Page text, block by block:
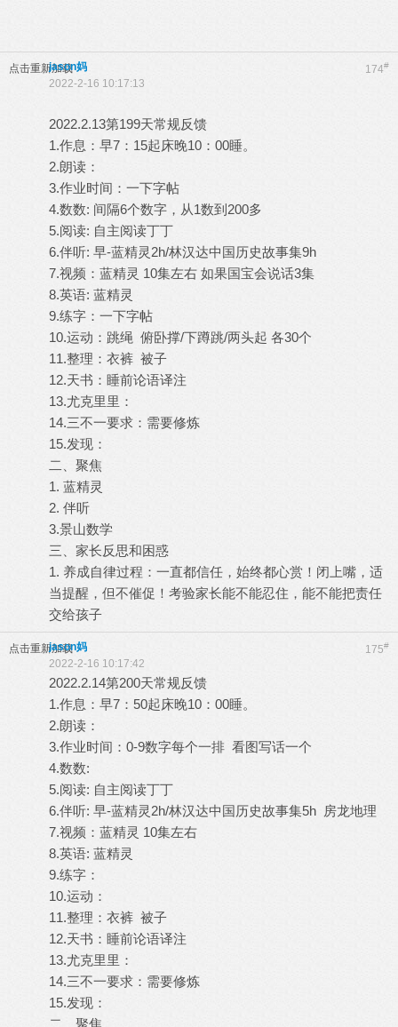
点击重新加载 174#
jason妈
2022-2-16 10:17:13
2022.2.13第199天常规反馈
1.作息：早7：15起床晚10：00睡。
2.朗读：
3.作业时间：一下字帖
4.数数: 间隔6个数字，从1数到200多
5.阅读: 自主阅读丁丁
6.伴听: 早-蓝精灵2h/林汉达中国历史故事集9h
7.视频：蓝精灵 10集左右 如果国宝会说话3集
8.英语: 蓝精灵
9.练字：一下字帖
10.运动：跳绳 俯卧撑/下蹲跳/两头起 各30个
11.整理：衣裤 被子
12.天书：睡前论语译注
13.尤克里里：
14.三不一要求：需要修炼
15.发现：
二、聚焦
1. 蓝精灵
2. 伴听
3.景山数学
三、家长反思和困惑
1. 养成自律过程：一直都信任，始终都心赏！闭上嘴，适
当提醒，但不催促！考验家长能不能忍住，能不能把责任
交给孩子
点击重新加载 175#
jason妈
2022-2-16 10:17:42
2022.2.14第200天常规反馈
1.作息：早7：50起床晚10：00睡。
2.朗读：
3.作业时间：0-9数字每个一排 看图写话一个
4.数数:
5.阅读: 自主阅读丁丁
6.伴听: 早-蓝精灵2h/林汉达中国历史故事集5h 房龙地理
7.视频：蓝精灵 10集左右
8.英语: 蓝精灵
9.练字：
10.运动：
11.整理：衣裤 被子
12.天书：睡前论语译注
13.尤克里里：
14.三不一要求：需要修炼
15.发现：
二、聚焦